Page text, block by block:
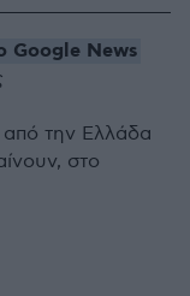
Google News
από την Ελλάδα
στο